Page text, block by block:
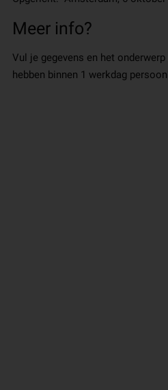
Meer info?
Vul je gegevens en het
hebben binnen 1 werkdag